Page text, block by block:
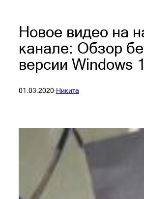
Новое видео на
канале: Обзор
версии Windows
01.03.2020·Никита